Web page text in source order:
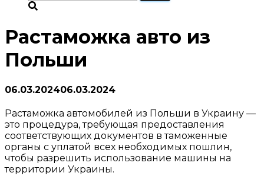
Растаможка авто из
Польши
06.03.202406.03.2024
Растаможка автомобилей из Польши в Украину —
это процедура, требующая предоставления
соответствующих документов в таможенные
органы с уплатой всех необходимых пошлин,
чтобы разрешить использование машины на
территории Украины.